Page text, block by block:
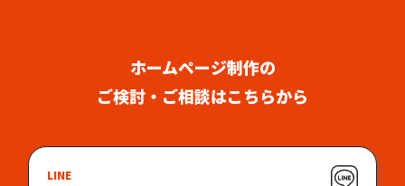
ホームページ制作の
ご検討・ご相談はこちらから
LINE